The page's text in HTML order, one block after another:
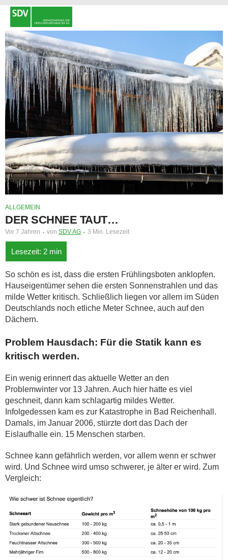
ALLGEMEIN
DER SCHNEE TAUT…
Vor 7 Jahren von SDV AG 3 Min. Lesezeit
So schön es ist, dass die ersten Frühlingsboten anklopfen.
Hauseigentümer sehen die ersten Sonnenstrahlen und das
milde Wetter kritisch. Schließlich liegen vor allem im Süden
Deutschlands noch etliche Meter Schnee, auch auf den
Dächern.
Problem Hausdach: Für die Statik kann es
kritisch werden.
Ein wenig erinnert das aktuelle Wetter an den
Problemwinter vor 13 Jahren. Auch hier hatte es viel
geschneit, dann kam schlagartig mildes Wetter.
Infolgedessen kam es zur Katastrophe in Bad Reichenhall.
Damals, im Januar 2006, stürzte dort das Dach der
Eislaufhalle ein. 15 Menschen starben.
Schnee kann gefährlich werden, vor allem wenn er schwer
wird. Und Schnee wird umso schwerer, je älter er wird. Zum
Vergleich: